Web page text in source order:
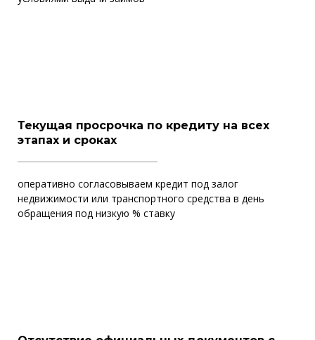
Текущая просрочка по кредиту на всех
этапах и сроках
оперативно согласовываем кредит под залог
недвижимости или транспортного средства в день
обращения под низкую % ставку